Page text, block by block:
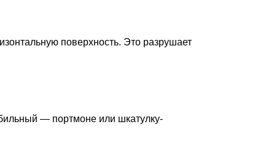
поверхность. Это разрушает
— портмоне или шкатулку-